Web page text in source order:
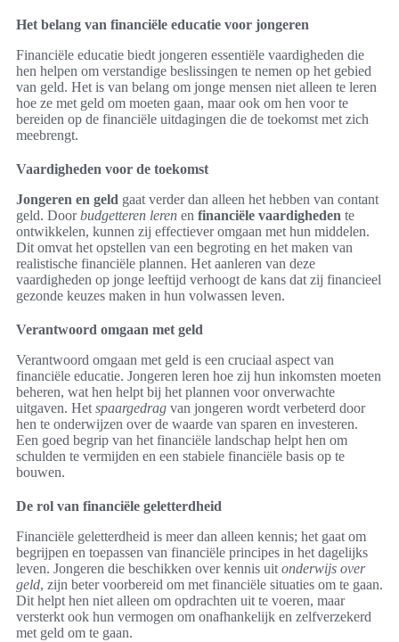
Het belang van financiële educatie voor jongeren
Financiële educatie biedt jongeren essentiële vaardigheden die
hen helpen om verstandige beslissingen te nemen op het gebied
van geld. Het is van belang om jonge mensen niet alleen te leren
hoe ze met geld om moeten gaan, maar ook om hen voor te
bereiden op de financiële uitdagingen die de toekomst met zich
meebrengt.
Vaardigheden voor de toekomst
Jongeren en geld gaat verder dan alleen het hebben van contant
geld. Doorbudgetteren leren en financiële vaardigheden te
ontwikkelen, kunnen zij effectiever omgaan met hun middelen.
Dit omvat het opstellen van een begroting en het maken van
realistische financiële plannen. Het aanleren van deze
vaardigheden op jonge leeftijd verhoogt de kans dat zij financieel
gezonde keuzes maken in hun volwassen leven.
Verantwoord omgaan met geld
Verantwoord omgaan met geld is een cruciaal aspect van
financiële educatie. Jongeren leren hoe zij hun inkomsten moeten
beheren, wat hen helpt bij het plannen voor onverwachte
uitgaven. Het spaargedrag van jongeren wordt verbeterd door
hen te onderwijzen over de waarde van sparen en investeren.
Een goed begrip van het financiële landschap helpt hen om
schulden te vermijden en een stabiele financiële basis op te
bouwen.
De rol van financiële geletterdheid
Financiële geletterdheid is meer dan alleen kennis; het gaat om
begrijpen en toepassen van financiële principes in het dagelijks
leven. Jongeren die beschikken over kennis uit onderwijs over
geld, zijn beter voorbereid om met financiële situaties om te gaan.
Dit helpt hen niet alleen om opdrachten uit te voeren, maar
versterkt ook hun vermogen om onafhankelijk en zelfverzekerd
met geld om te gaan.